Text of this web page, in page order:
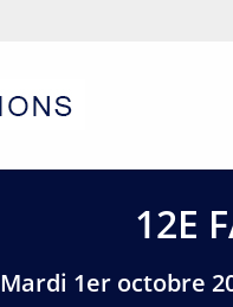
12E
Mardi 1er octobre